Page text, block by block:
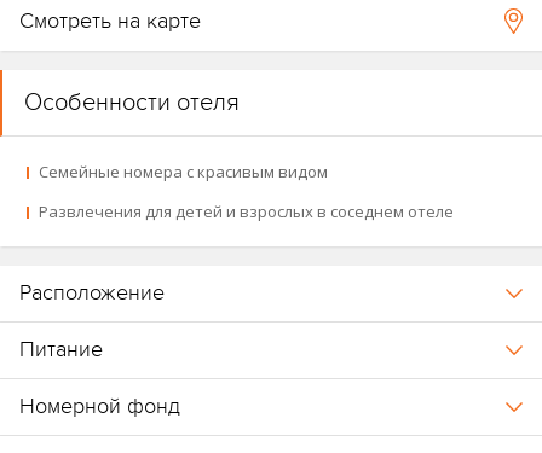
Смотреть на карте
Особенности отеля
Семейные номера с красивым видом
Развлечения для детей и взрослых в соседнем отеле
Расположение
Питание
Номерной фонд